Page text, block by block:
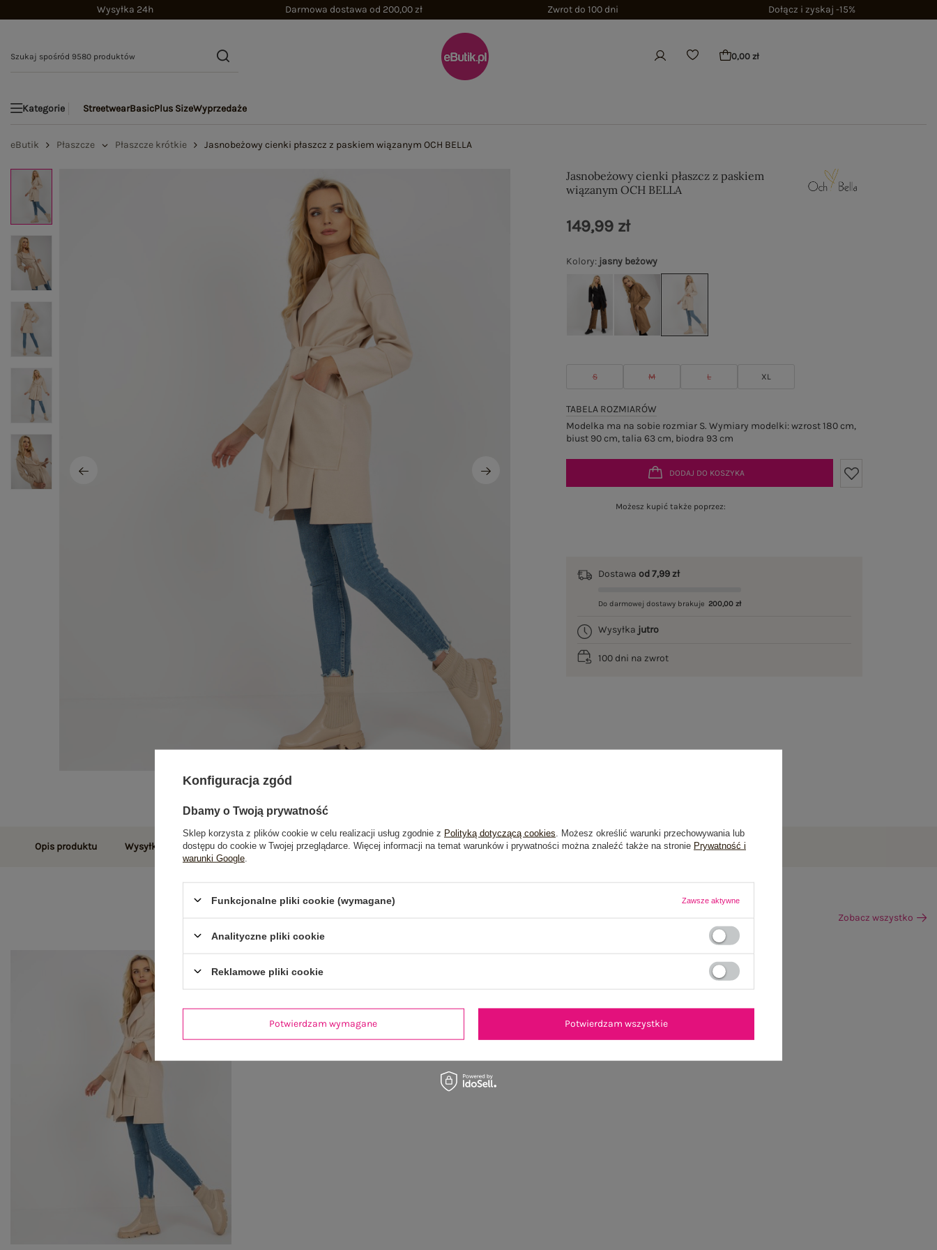
Wysyłka 24h Darmowa dostawa od 200,00 zł Zwrot do 100 dni Dołącz i zyskaj -15%
0,00 zł
Kategorie StreetwearBasicPlus SizeWyprzedaże
eButik Płaszcze Płaszcze krótkie Jasnobeżowy cienki płaszcz z paskiem wiązanym OCH BELLA
Jasnobeżowy cienki płaszcz z paskiem
wiązanym OCH BELLA
Kolory: jasny beżowy
S M L XL
TABELA ROZMIARÓW
Modelka ma na sobie rozmiar S. Wymiary modelki: wzrost 180 cm,
biust 90 cm, talia 63 cm, biodra 93 cm
149,99 zł
DODAJ DO KOSZYKA
Możesz kupić także poprzez:
Dostawaod 7,99 zł
Do darmowej dostawy brakuje 200,00 zł
Wysyłka jutro
100 dni na zwrot
Opis produktu Wysyłka i dostawa Zwroty i reklamacje Opinie o produkcie(0)
Zobacz wszystko
Konfiguracja zgód
Dbamy o Twoją prywatność
Sklep korzysta z plików cookie w celu realizacji usług zgodnie z Polityką dotyczącą cookies . Możesz określić warunki przechowywania lub
dostępu do cookie w Twojej przeglądarce. Więcej informacji na temat warunków i prywatności można znaleźć także na stronie Prywatność i
warunki Google
Funkcjonalne pliki cookie (wymagane) Zawsze aktywne
Analityczne pliki cookie
Reklamowe pliki cookie
Potwierdzam wymagane Potwierdzam wszystkie